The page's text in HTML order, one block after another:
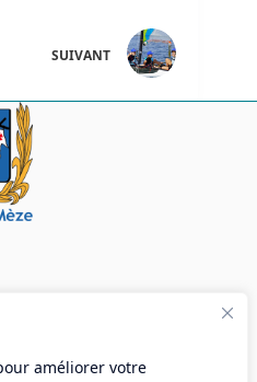
améliorer votre
SUIVANT
28 34140 Mèze